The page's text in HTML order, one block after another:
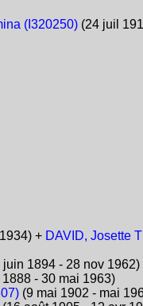
(I320250)(24 juil
+ DAVID, Josette
1894 - 28 nov 1962)
- 30 mai 1963)
(9 mai 1902 - mai